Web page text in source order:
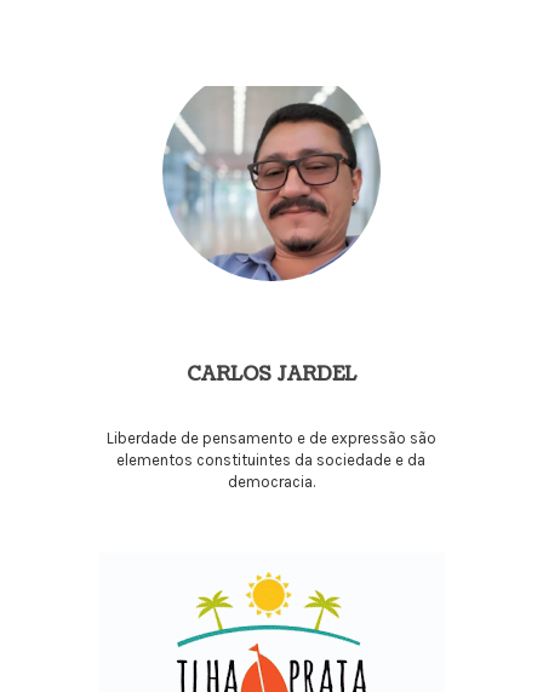
CARLOS JARDEL
Liberdade de pensamento e de expressão são
elementos constituintes da sociedade e da
democracia.